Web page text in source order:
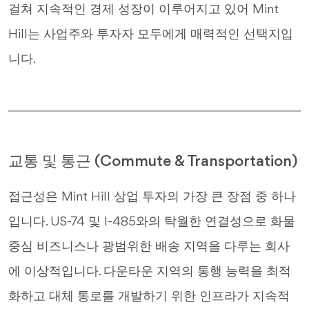
걸쳐 지속적인 경제 성장이 이루어지고 있어 Mint
Hill는 사업주와 투자자 모두에게 매력적인 선택지입
니다.
교통 및 통근 (Commute & Transportation)
접근성은 Mint Hill 상업 투자의 가장 큰 장점 중 하나
입니다. US-74 및 I-485와의 탁월한 연결성으로 화물
중심 비즈니스나 광범위한 배송 지역을 다루는 회사
에 이상적입니다. 다운타운 지역의 통행 능력을 최적
화하고 대체 통로를 개발하기 위한 인프라가 지속적